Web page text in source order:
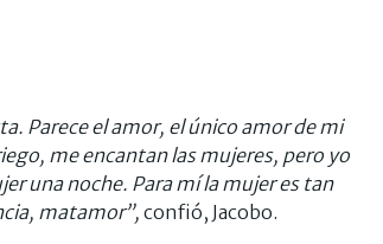
Parece el amor, el único amor de mi
me encantan las mujeres, pero yo
una noche. Para mí la mujer es tan
matamor”, confió, Jacobo.